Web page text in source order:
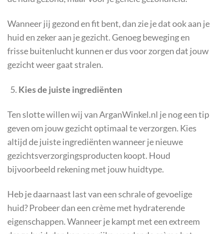
Wanneer jij gezond en fit bent, dan zie je dat ook aan je
huid en zeker aan je gezicht. Genoeg beweging en
frisse buitenlucht kunnen er dus voor zorgen dat jouw
gezicht weer gaat stralen.
Kies de juiste ingrediënten
Ten slotte willen wij van ArganWinkel.nl je nog een tip
geven om jouw gezicht optimaal te verzorgen. Kies
altijd de juiste ingrediënten wanneer je nieuwe
gezichtsverzorgingsproducten koopt. Houd
bijvoorbeeld rekening met jouw huidtype.
Heb je daarnaast last van een schrale of gevoelige
huid? Probeer dan een crème met hydraterende
eigenschappen. Wanneer je kampt met een extreem